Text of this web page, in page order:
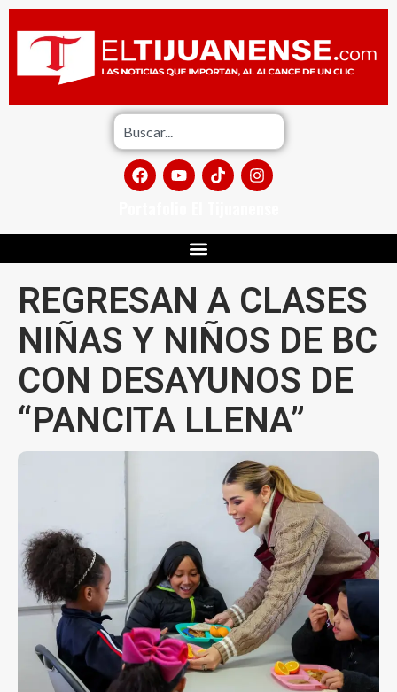
REGRESAN A CLASES
NIÑAS Y NIÑOS DE BC
CON DESAYUNOS DE
“PANCITA LLENA”